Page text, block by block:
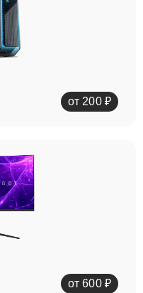
от 200 ₽
от 600 ₽